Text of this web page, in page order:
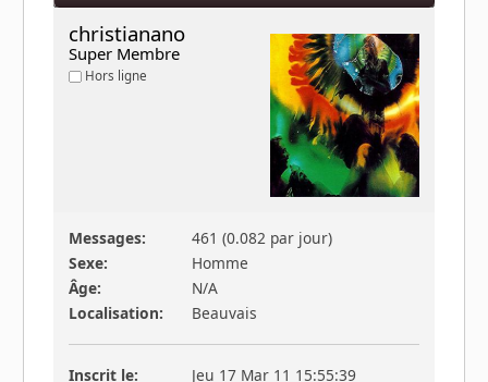
christianano
Super Membre
Hors ligne
Messages:
461 (0.082 par jour)
Sexe:
Homme
Âge:
N/A
Localisation:
Beauvais
Inscrit le: Jeu 17 Mar 11 15:55:39